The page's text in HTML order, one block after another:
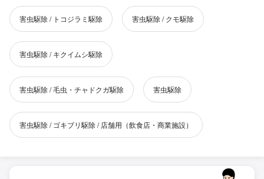
害虫駆除 / トコジラミ駆除 害虫駆除 / クモ駆除
害虫駆除 / キクイムシ駆除
害虫駆除 / 毛虫・チャドクガ駆除 害虫駆除
害虫駆除 / ゴキブリ駆除 / 店舗用（飲食店・商業施設）